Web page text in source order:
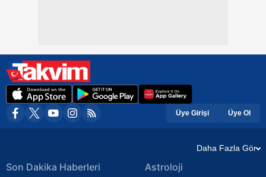
Üye Girişi Üye Ol
Daha Fazla Gör
Son Dakika Haberleri Astroloji